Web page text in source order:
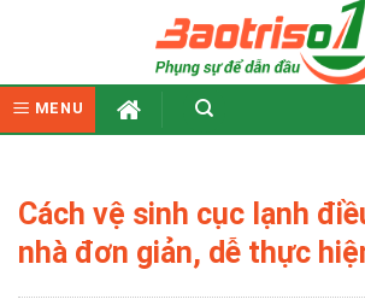
MENU
Cách vệ sinh cục lạnh
nhà đơn giản, dễ thực